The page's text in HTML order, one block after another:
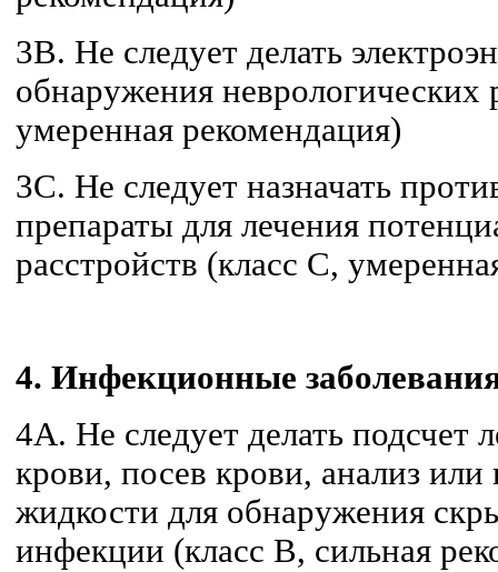
3B. Не следует делать
обнаружения неврологических
умеренная рекомендация)
3C. Не следует назначать
препараты для лечения
расстройств (класс C,
4. Инфекционные
4A. Не следует делать подсчет
крови, посев крови, анализ
жидкости для обнаружения
инфекции (класс B, сильная